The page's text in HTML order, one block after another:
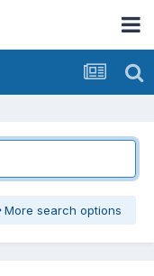
More search options